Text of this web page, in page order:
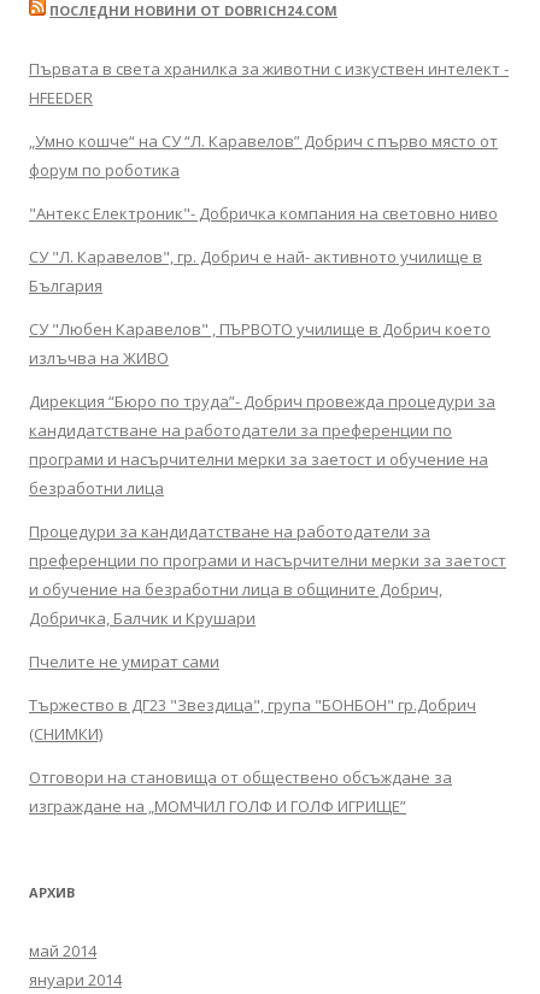
ПОСЛЕДНИ НОВИНИ ОТ DOBRICH24.COM
Първата в света хранилка за животни с изкуствен интелект -
HFEEDER
„Умно кошче“ на СУ “Л. Каравелов” Добрич с първо място от
форум по роботика
"Антекс Електроник"- Добричка компания на световно ниво
СУ "Л. Каравелов", гр. Добрич е най- активното училище в
България
СУ "Любен Каравелов" , ПЪРВОТО училище в Добрич което
излъчва на ЖИВО
Дирекция “Бюро по труда”- Добрич провежда процедури за
кандидатстване на работодатели за преференции по
програми и насърчителни мерки за заетост и обучение на
безработни лица
Процедури за кандидатстване на работодатели за
преференции по програми и насърчителни мерки за заетост
и обучение на безработни лица в общините Добрич,
Добричка, Балчик и Крушари
Пчелите не умират сами
Тържество в ДГ23 "Звездица", група "БОНБОН" гр.Добрич
(СНИМКИ)
Отговори на становища от обществено обсъждане за
изграждане на „МОМЧИЛ ГОЛФ И ГОЛФ ИГРИЩЕ”
АРХИВ
май 2014
януари 2014